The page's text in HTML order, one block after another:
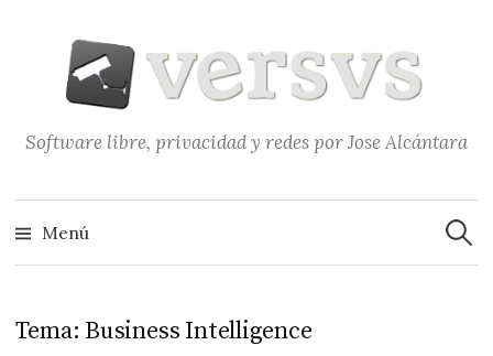
contenido
Software libre, privacidad y redes por Jose Alcántara
Menú
Tema: Business Intelligence